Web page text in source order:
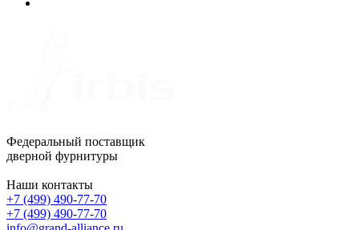
Федеральный поставщик
дверной фурнитуры
Наши контакты
+7 (499) 490-77-70
+7 (499) 490-77-70